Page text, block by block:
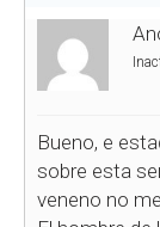
Bueno, e
sobre esta
veneno no